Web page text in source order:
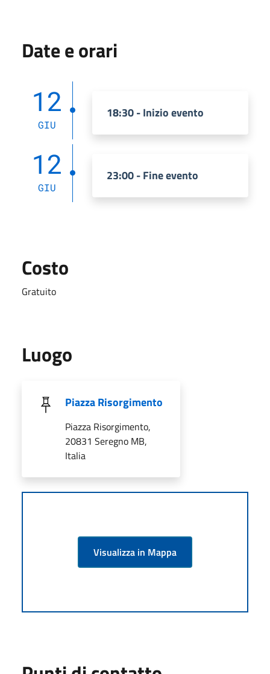
Date e orari
12
GIU
18:30 - Inizio evento
12
GIU
23:00 - Fine evento
Costo
Gratuito
Luogo
Piazza Risorgimento
Piazza Risorgimento,
20831 Seregno MB,
Italia
Visualizza in Mappa